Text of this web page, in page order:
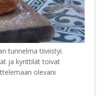
tunnelma tiiviistyi.
ja kynttilät toivat
olevani